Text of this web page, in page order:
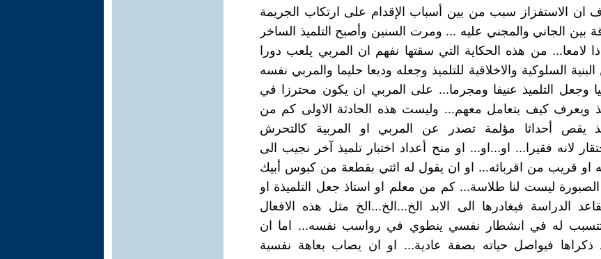
ان الاستفزاز سبب من بين أسباب الإقدام على ارتكاب الجريمة
بين الجاني والمجني عليه ... ومرت السنين وأصبح التلميذ الساخر
لامعا... من هذه الحكاية التي سقتها نفهم ان المربي يلعب دورا
السلوكية والاخلاقية للتلميذ وجعله وديعا حليما والمربي نفسه
وجعل التلميذ عنيفا ومجرما... على المربي ان يكون محترزا في
ويعرف كيف يتعامل معهم... وليست هذه الحادثة الاولى كم من
يقص أحداثا مؤلمة تصدر عن المربي او المربية كالتحرش
لانه فقيرا... او...او... او منح أعداد اختبار تلميذ آخر نجيب الى
او قريب من اقربائه... او ان يقول له ائتي بقطعة من كبوس أبيك
ليست لنا طلاسة... كم من معلم او استاذ جعل التلميذة او
الدراسة فيغادرها الى الابد الخ...الخ...الخ مثل هذه الافعال
تتسبب له في انشطار نفسي ينطوي في رواسب نفسه... اما ان
ذكراها فيواصل حياته بصفة عادية... او ان يصاب بعاهة نفسية